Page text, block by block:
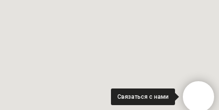
Связаться с нами